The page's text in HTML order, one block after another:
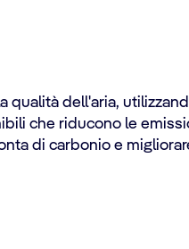
qualità dell'aria,
che riducono le
di carbonio e